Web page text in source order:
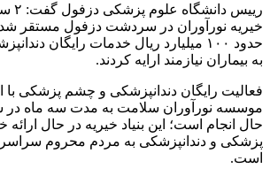
رییس دانشگاه علوم
نورآوران در سردشت دزفول مستقر شدند
حدود ۱۰۰ میلیارد ریال خدمات رایگان
نیازمند ارایه کردند.
رایگان دندانپزشکی و چشم پزشکی با
نورآوران سلامت به مدت سه ماه در
است؛ این بنیاد خیریه در حال ارائه
و دندانپزشکی به مردم محروم سراسر